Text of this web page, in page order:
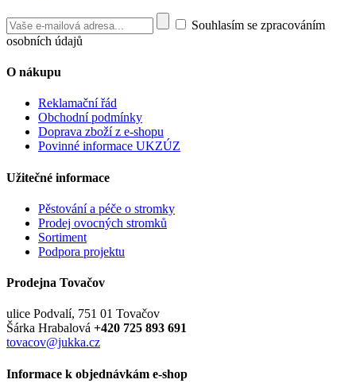
Souhlasím se zpracováním
osobních údajů
O nákupu
Reklamační řád
Obchodní podmínky
Doprava zboží z e-shopu
Povinné informace UKZÚZ
Užitečné informace
Pěstování a péče o stromky
Prodej ovocných stromků
Sortiment
Podpora projektu
Prodejna Tovačov
ulice Podvalí, 751 01 Tovačov
Šárka Hrabalová +420 725 893 691
tovacov@jukka.cz
Informace k objednávkám e-shop